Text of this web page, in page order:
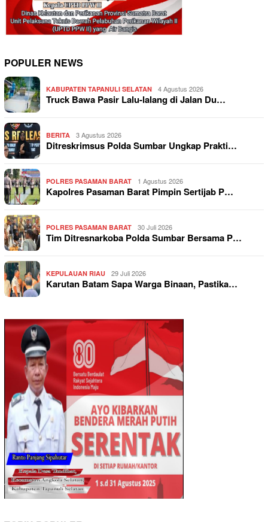
POPULER NEWS
KABUPATEN TAPANULI SELATAN 4 Agustus 2026
Truck Bawa Pasir Lalu-lalang di Jalan Du…
BERITA 3 Agustus 2026
Ditreskrimsus Polda Sumbar Ungkap Prakti…
POLRES PASAMAN BARAT 1 Agustus 2026
Kapolres Pasaman Barat Pimpin Sertijab P…
POLRES PASAMAN BARAT 30 Juli 2026
Tim Ditresnarkoba Polda Sumbar Bersama P…
KEPULAUAN RIAU 29 Juli 2026
Karutan Batam Sapa Warga Binaan, Pastika…